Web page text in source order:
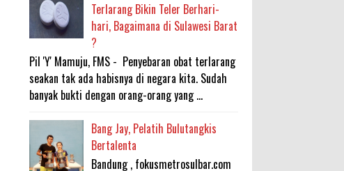
Terlarang Bikin Teler Berhari-
hari, Bagaimana di Sulawesi Barat
?
Pil 'Y' Mamuju, FMS - Penyebaran obat terlarang
seakan tak ada habisnya di negara kita. Sudah
banyak bukti dengan orang-orang yang ...
Bang Jay, Pelatih Bulutangkis
Bertalenta
Bandung , fokusmetrosulbar.com